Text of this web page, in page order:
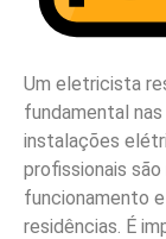
Um eletricista
fundamental
instalações
profissionais
funcionamento
residências. É